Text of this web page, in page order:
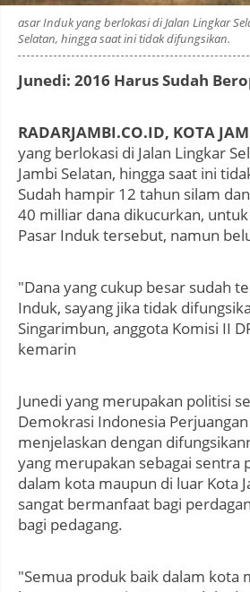
asar Induk yang berlokasi di Jalan Lingkar
Selatan, hingga saat ini tidak difungsikan.
Junedi: 2016 Harus Sudah
RADARJAMBI.CO.ID, KOTA
yang berlokasi di Jalan Lingkar
Jambi Selatan, hingga saat ini
Sudah hampir 12 tahun silam
40 milliar dana dikucurkan,
Pasar Induk tersebut, namun
"Dana yang cukup besar sudah
Induk, sayang jika tidak
Singarimbun, anggota Komisi II
kemarin
Junedi yang merupakan politisi
Demokrasi Indonesia Perjuangan
menjelaskan dengan
yang merupakan sebagai sentra
dalam kota maupun di luar Kota
sangat bermanfaat bagi
bagi pedagang.
"Semua produk baik dalam kota